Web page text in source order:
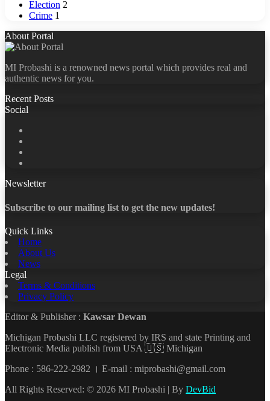
Election 2
Crime 1
About Portal
MI Probashi is a renowned news portal which provides real and
authentic news for you.
Recent Posts
Social
Newsletter
Subscribe to our mailing list to get the new updates!
Quick Links
Home
About Us
News
Legal
Terms & Conditions
Privacy Policy
Editor & Publisher : Kawsar Dewan
Michigan Probashi LLC registered by IRS and state Printing and
Electronic Media publish from USA 🇺🇸 Michigan
Phone : 586-222-2982 । E-mail : miprobashi@gmail.com
All Rights Reserved: © 2026 MI Probashi | By DevBid